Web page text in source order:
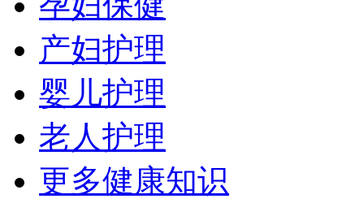
产妇护理
婴儿护理
老人护理
更多健康知识